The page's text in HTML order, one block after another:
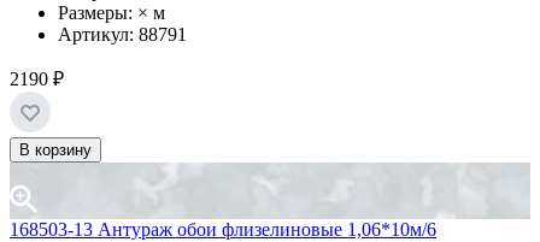
Размеры: × м
Артикул: 88791
2190 ₽
В корзину
168503-13 Антураж обои флизелиновые 1,06*10м/6